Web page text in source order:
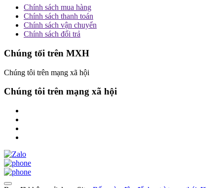
Chính sách mua hàng
Chính sách thanh toán
Chính sách vận chuyển
Chính sách đổi trả
Chúng tối trên MXH
Chúng tôi trên mạng xã hội
Chúng tôi trên mạng xã hội